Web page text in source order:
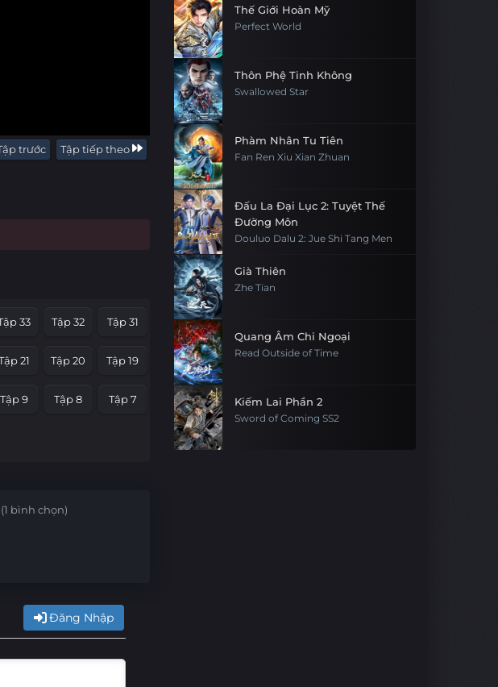
trước Tập tiếp theo
33 Tập 32 Tập 31
21 Tập 20 Tập 19
Tập 9 Tập 8 Tập 7
(1 bình chọn)
Đăng Nhập
Thế Giới Hoàn Mỹ
Perfect World
Thôn Phệ Tinh Không
Swallowed Star
Phàm Nhân Tu Tiên
Fan Ren Xiu Xian Zhuan
Đấu La Đại Lục 2: Tuyệt Thế
Đường Môn
Douluo Dalu 2: Jue Shi Tang Men
Già Thiên
Zhe Tian
Quang Âm Chi Ngoại
Read Outside of Time
Kiếm Lai Phần 2
Sword of Coming SS2